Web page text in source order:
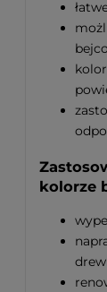
kolorze